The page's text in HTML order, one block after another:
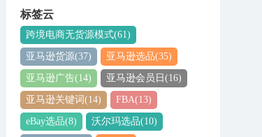
标签云
跨境电商无货源模式(61)
亚马逊货源(37) 亚马逊选品(35)
亚马逊广告(14) 亚马逊会员日 (16)
亚马逊关键词 (14) FBA(13)
eBay选品(8) 沃尔玛选品(10)